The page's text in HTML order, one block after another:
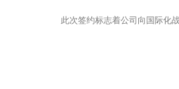
此次签约标志着公司向国际化